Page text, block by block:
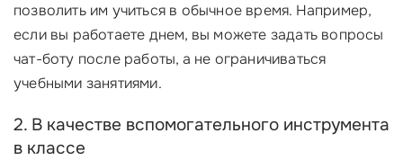
позволить им учиться в обычное время. Например,
если вы работаете днем, вы можете задать вопросы
чат-боту после работы, а не ограничиваться
учебными занятиями.
2. В качестве вспомогательного инструмента
в классе